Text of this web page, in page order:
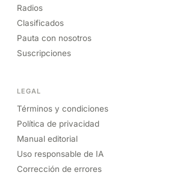
Radios
Clasificados
Pauta con nosotros
Suscripciones
LEGAL
Términos y condiciones
Política de privacidad
Manual editorial
Uso responsable de IA
Corrección de errores